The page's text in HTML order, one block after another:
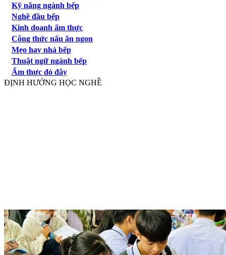
Kỹ năng ngành bếp
Nghề đầu bếp
Kinh doanh ẩm thực
Công thức nấu ăn ngon
Mẹo hay nhà bếp
Thuật ngữ ngành bếp
Ẩm thực đó đây
ĐỊNH HƯỚNG HỌC NGHỀ